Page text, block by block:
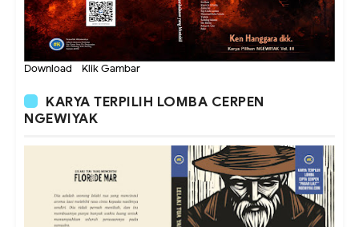
Download - Klik Gambar
KARYA TERPILIH LOMBA CERPEN
NGEWIYAK